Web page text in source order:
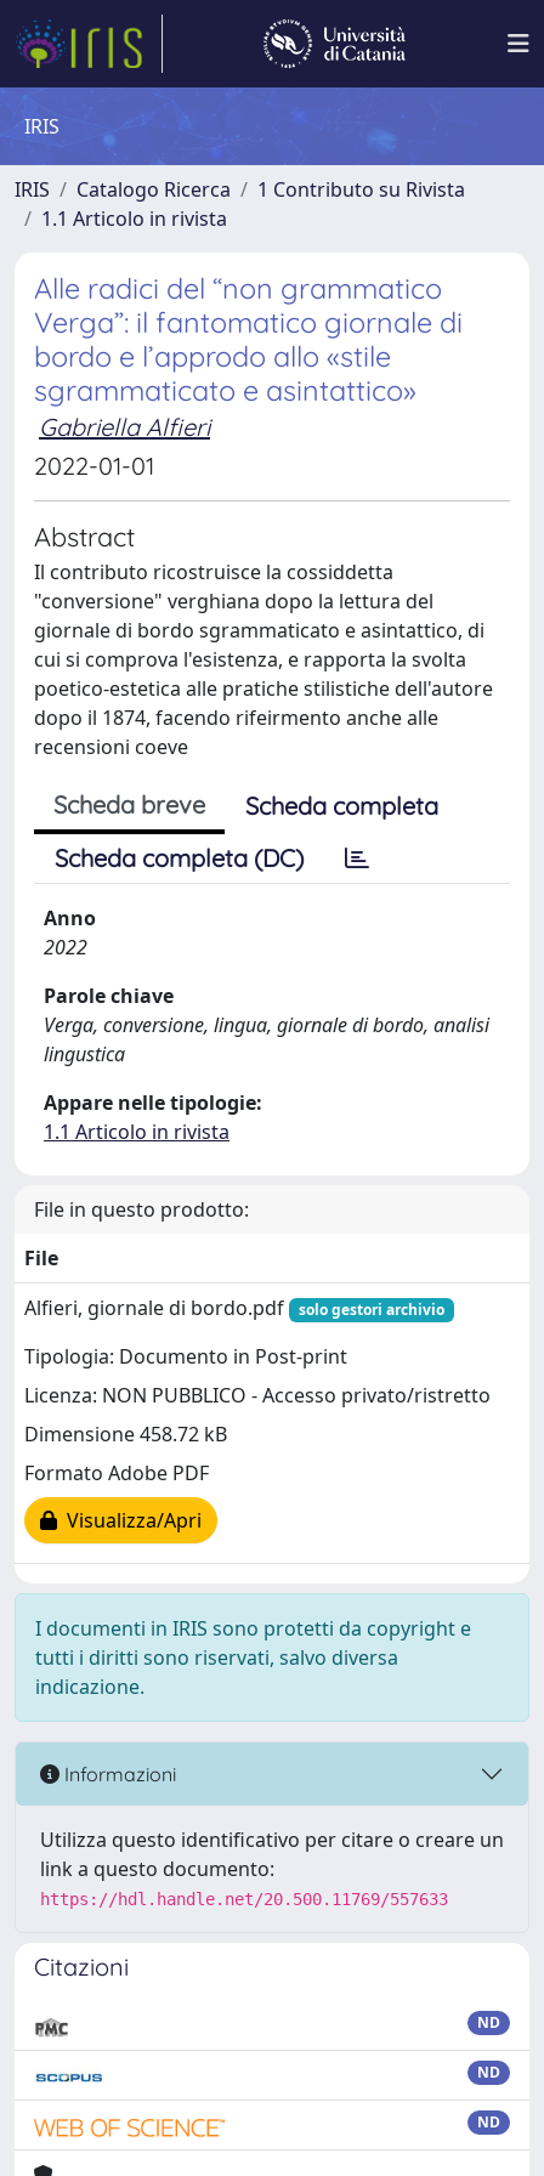
IRIS
IRIS Catalogo Ricerca
1 Contributo su Rivista
1.1 Articolo in rivista
Alle radici del “non grammatico
Verga”: il fantomatico giornale di
bordo e l’approdo allo «stile
sgrammaticato e asintattico»
Gabriella Alfieri
2022-01-01
Abstract
Il contributo ricostruisce la cossiddetta
"conversione" verghiana dopo la lettura del
giornale di bordo sgrammaticato e asintattico, di
cui si comprova l'esistenza, e rapporta la svolta
poetico-estetica alle pratiche stilistiche dell'autore
dopo il 1874, facendo rifeirmento anche alle
recensioni coeve
Scheda breve
Scheda completa
Scheda completa (DC)
Anno
2022
Parole chiave
Verga, conversione, lingua, giornale di bordo, analisi
lingustica
Appare nelle tipologie:
1.1 Articolo in rivista
File in questo prodotto:
File
Alfieri, giornale di bordo.pdf
solo gestori archivio
Tipologia: Documento in Post-print
Licenza: NON PUBBLICO - Accesso privato/ristretto
Dimensione 458.72 kB
Formato Adobe PDF
Visualizza/Apri
I documenti in IRIS sono protetti da copyright e
tutti i diritti sono riservati, salvo diversa
indicazione.
Informazioni
Utilizza questo identificativo per citare o creare un
link a questo documento:
https://hdl.handle.net/20.500.11769/557633
Citazioni
ND
ND
ND